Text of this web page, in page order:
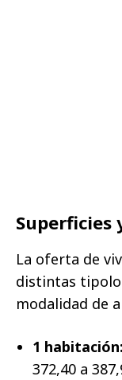
Superficies
La oferta de
distintas
modalidad de
1 habitación:
372,40 a